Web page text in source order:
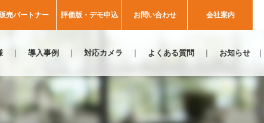
売パートナー 評価版・デモ申込 お問い合わせ 会社案内
導入事例 対応カメラ よくある質問 お知らせ